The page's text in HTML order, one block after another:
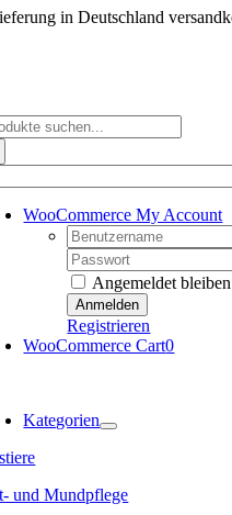
Zum
in Deutschland
WooCommerce My Account
Username:
Password:
Angemeldet bleiben
Registrieren
WooCommerce Cart0
Kategorien
und Mundpflege